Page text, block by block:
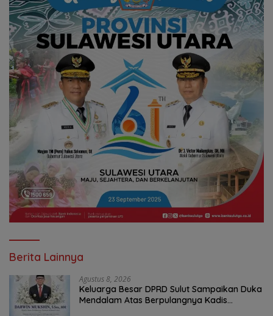
Berita Lainnya
Agustus 8, 2026
Keluarga Besar DPRD Sulut Sampaikan Duka
Mendalam Atas Berpulangnya Kadis